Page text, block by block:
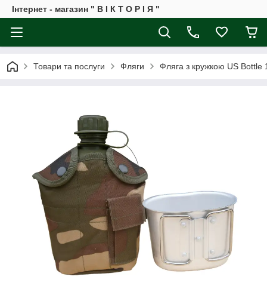
Інтернет - магазин " В І К Т О Р І Я "
Товари та послуги Фляги Фляга з кружкою US Вottle